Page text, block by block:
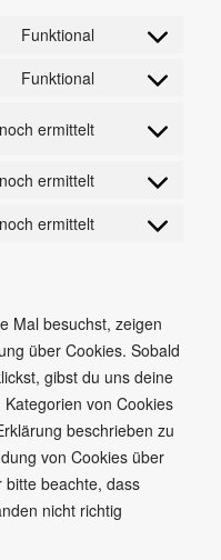
Funktional
Consent
wordpress
Funktional
Consent
service
ermittelt
Consent
service
google-
ermittelt
Consent
ermittelt
Consent
sonstiges
Mal besuchst, zeigen
über Cookies. Sobald
gibst du uns deine
von Cookies
beschrieben zu
von Cookies über
beachte, dass
nicht richtig